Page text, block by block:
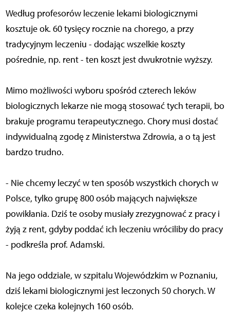
Według profesorów leczenie lekami biologicznymi
kosztuje ok. 60 tysięcy rocznie na chorego, a przy
tradycyjnym leczeniu - dodając wszelkie koszty
pośrednie, np. rent - ten koszt jest dwukrotnie wyższy.
Mimo możliwości wyboru spośród czterech leków
biologicznych lekarze nie mogą stosować tych terapii, bo
brakuje programu terapeutycznego. Chory musi dostać
indywidualną zgodę z Ministerstwa Zdrowia, a o tą jest
bardzo trudno.
- Nie chcemy leczyć w ten sposób wszystkich chorych w
Polsce, tylko grupę 800 osób mających największe
powikłania. Dziś te osoby musiały zrezygnować z pracy i
żyją z rent, gdyby poddać ich leczeniu wróciliby do pracy
- podkreśla prof. Adamski.
Na jego oddziale, w szpitalu Wojewódzkim w Poznaniu,
dziś lekami biologicznymi jest leczonych 50 chorych. W
kolejce czeka kolejnych 160 osób.